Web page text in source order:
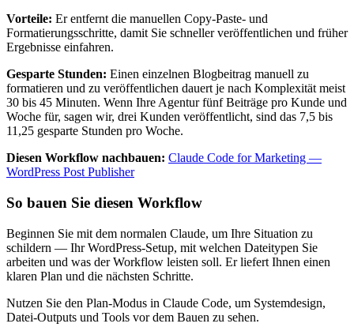
Vorteile: Er entfernt die manuellen Copy-Paste- und
Formatierungsschritte, damit Sie schneller veröffentlichen und früher
Ergebnisse einfahren.
Gesparte Stunden: Einen einzelnen Blogbeitrag manuell zu
formatieren und zu veröffentlichen dauert je nach Komplexität meist
30 bis 45 Minuten. Wenn Ihre Agentur fünf Beiträge pro Kunde und
Woche für, sagen wir, drei Kunden veröffentlicht, sind das 7,5 bis
11,25 gesparte Stunden pro Woche.
Diesen Workflow nachbauen: Claude Code for Marketing —
WordPress Post Publisher
So bauen Sie diesen Workflow
Beginnen Sie mit dem normalen Claude, um Ihre Situation zu
schildern — Ihr WordPress-Setup, mit welchen Dateitypen Sie
arbeiten und was der Workflow leisten soll. Er liefert Ihnen einen
klaren Plan und die nächsten Schritte.
Nutzen Sie den Plan-Modus in Claude Code, um Systemdesign,
Datei-Outputs und Tools vor dem Bauen zu sehen.